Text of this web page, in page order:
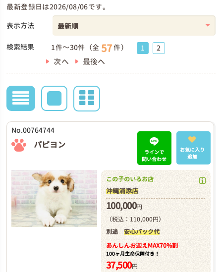
最新登録日は2026/08/06です。
表示方法
検索結果 1件～30件（全 57件） 1 2
次へ 最後へ
No.00764744
パピヨン
ラインで
問い合わせ
お気に入り
追加
この子のいるお店
沖縄浦添店
100,000円
（税込：110,000円）
別途 安心パック代
あんしんお迎えMAX70%割
100ヶ月生命保障付き！
37,500円